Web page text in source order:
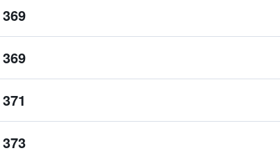
369 ﷼
369 ﷼
371 ﷼
373 ﷼